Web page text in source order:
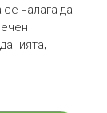
налага да